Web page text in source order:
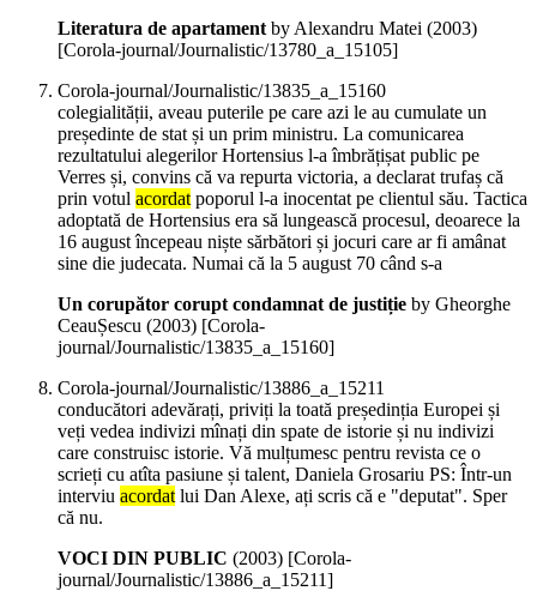
Literatura de apartamentby Alexandru Matei (2003)
[Corola-journal/Journalistic/13780_a_15105]
Corola-journal/Journalistic/13835_a_15160
colegialității, aveau puterile pe care azi le au cumulate un
președinte de stat și un prim ministru. La comunicarea
rezultatului alegerilor Hortensius l-a îmbrățișat public pe
Verres și, convins că va repurta victoria, a declarat trufaș că
prin votul acordatpoporul l-a inocentat pe clientul său. Tactica
adoptată de Hortensius era să lungească procesul, deoarece la
16 august începeau niște sărbători și jocuri care ar fi amânat
sine die judecata. Numai că la 5 august 70 când s-a
Un corupător corupt condamnat de justiție by Gheorghe
CeauȘescu (2003) [Corola-
journal/Journalistic/13835_a_15160]
Corola-journal/Journalistic/13886_a_15211
conducători adevărați, priviți la toată președinția Europei și
veți vedea indivizi mînați din spate de istorie și nu indivizi
care construisc istorie. Vă mulțumesc pentru revista ce o
scrieți cu atîta pasiune și talent, Daniela Grosariu PS: Într-un
interviu acordatlui Dan Alexe, ați scris că e "deputat". Sper
că nu.
VOCI DIN PUBLIC (2003) [Corola-
journal/Journalistic/13886_a_15211]